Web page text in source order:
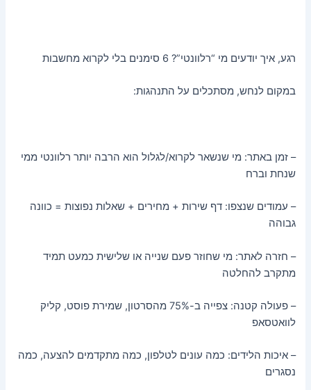
רגע, איך יודעים מי “רלוונטי”? 6 סימנים בלי לקרוא מחשבות
במקום לנחש, מסתכלים על התנהגות:
– זמן באתר: מי שנשאר לקרוא/לגלול הוא הרבה יותר רלוונטי ממי
שנחת וברח
– עמודים שנצפו: דף שירות + מחירים + שאלות נפוצות = כוונה
גבוהה
– חזרה לאתר: מי שחוזר פעם שנייה או שלישית כמעט תמיד
מתקרב להחלטה
– פעולה קטנה: צפייה ב-75% מהסרטון, שמירת פוסט, קליק
לוואטסאפ
– איכות הלידים: כמה עונים לטלפון, כמה מתקדמים להצעה, כמה
נסגרים